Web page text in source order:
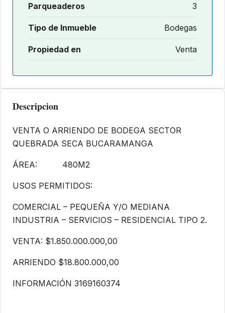
Parqueaderos 3
Tipo de Inmueble Bodegas
Propiedad en Venta
Descripcion
VENTA O ARRIENDO DE BODEGA SECTOR
QUEBRADA SECA BUCARAMANGA
ÁREA: 480M2
USOS PERMITIDOS:
COMERCIAL – PEQUEÑA Y/O MEDIANA
INDUSTRIA – SERVICIOS – RESIDENCIAL TIPO 2.
VENTA: $1.850.000.000,00
ARRIENDO $18.800.000,00
INFORMACIÓN 3169160374